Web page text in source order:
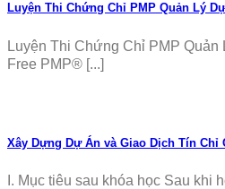
Luyện Thi Chứng Chỉ PMP Quản Lý
Luyện Thi Chứng Chỉ PMP
Free PMP® [...]
Xây Dựng Dự Án và Giao Dịch Tín Chỉ
I. Mục tiêu sau khóa học Sau khi